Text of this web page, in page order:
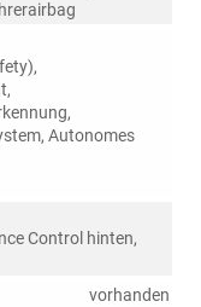
Autonomes
Control hinten,
vorhanden